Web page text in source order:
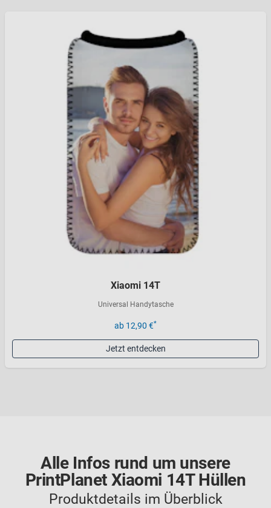
Xiaomi 14T
Universal Handytasche
ab 12,90 €*
Jetzt entdecken
Alle Infos rund um unsere
PrintPlanet Xiaomi 14T Hüllen
Produktdetails im Überblick